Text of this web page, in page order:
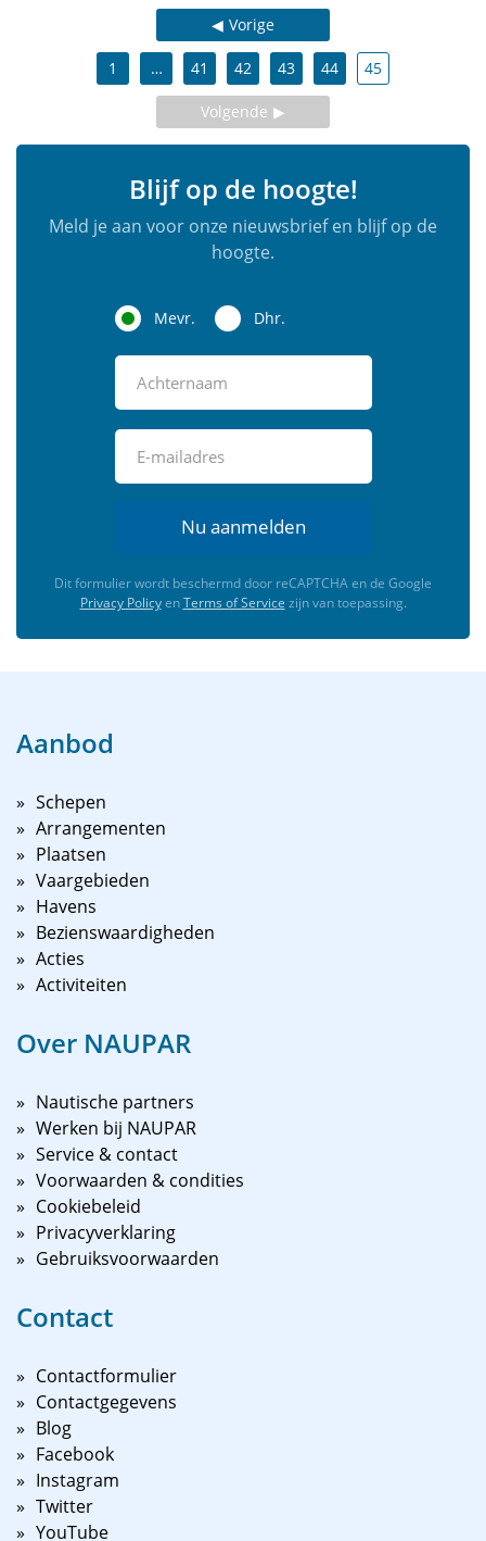
Vorige
1 … 41 42 43 44 45
Volgende
Blijf op de hoogte!
Meld je aan voor onze nieuwsbrief en blijf op de
hoogte.
Mevr. Dhr.
Nu aanmelden
Dit formulier wordt beschermd door reCAPTCHA en de Google
Privacy PolicyenTerms of Service zijn van toepassing.
Aanbod
Schepen
Arrangementen
Plaatsen
Vaargebieden
Havens
Bezienswaardigheden
Acties
Activiteiten
Over NAUPAR
Nautische partners
Werken bij NAUPAR
Service & contact
Voorwaarden & condities
Cookiebeleid
Privacyverklaring
Gebruiksvoorwaarden
Contact
Contactformulier
Contactgegevens
Blog
Facebook
Instagram
Twitter
YouTube